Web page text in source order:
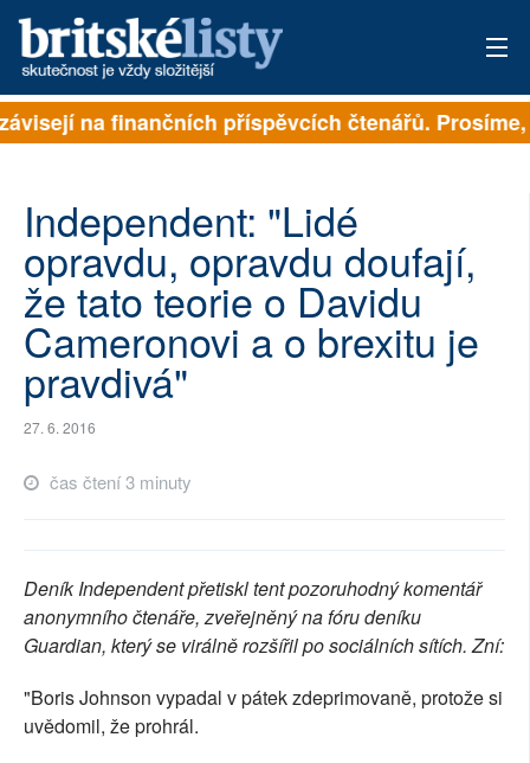
PŘIHLÁSIT
ARCHIV
ROZHOVORY
TÉMATA
NEJČTENĚJŠÍ ZA 7 DNÍ
RUBRIKY
na finančních příspěvcích čtenářů. Prosíme,
Independent: "Lidé
opravdu, opravdu doufají,
že tato teorie o Davidu
Cameronovi a o brexitu je
pravdivá"
27. 6. 2016
čas čtení 3 minuty
Deník Independent přetiskl tent pozoruhodný komentář
anonymního čtenáře, zveřejněný na fóru deníku
Guardian, který se virálně rozšířil po sociálních sítích. Zní:
"Boris Johnson vypadal v pátek zdeprimovaně, protože si
uvědomil, že prohrál.